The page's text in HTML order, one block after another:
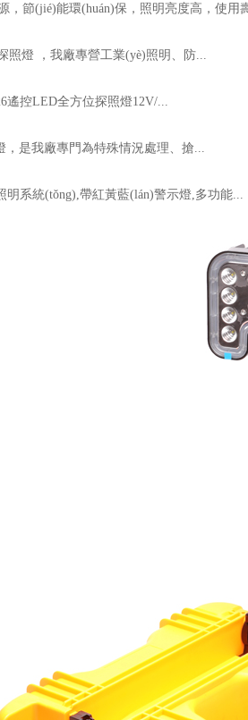
，節(jié)能環(huán)保，照明亮度高，使用
照燈 ，我廠專營工業(yè)照明、防...
遙控LED全方位探照燈12V/...
，是我廠專門為特殊情況處理、搶...
明系統(tǒng),帶紅黃藍(lán)警示燈,多功能...